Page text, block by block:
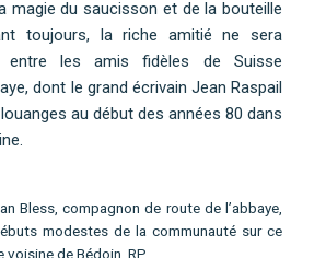
magie du saucisson et de la bouteille
toujours, la riche amitié ne sera
entre les amis fidèles de Suisse
dont le grand écrivain Jean Raspail
au début des années 80 dans
Bless, compagnon de route de l’abbaye,
modestes de la communauté sur ce
voisine de Bédoin. RP